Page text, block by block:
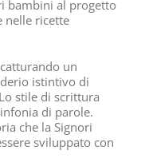
bambini al progetto
nelle ricette
un
istintivo di
stile di scrittura
di parole.
che la Signori
sviluppato con